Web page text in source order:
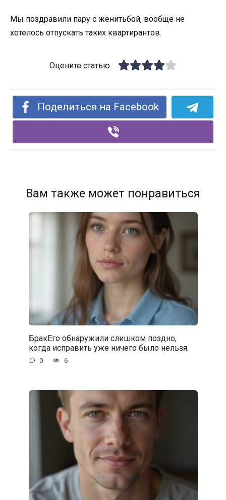
Мы поздравили пару с женитьбой, вообще не
хотелось отпускать таких квартирантов.
Оцените статью
Поделиться на Facebook
Вам также может понравиться
БракЕго обнаружили слишком поздно,
когда исправить уже ничего было нельзя.
0 6